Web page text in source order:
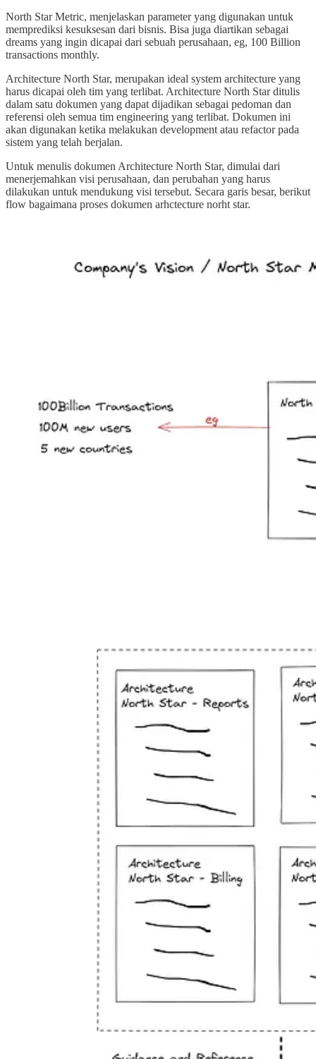
North Star Metric, menjelaskan parameter yang digunakan untuk
memprediksi kesuksesan dari bisnis. Bisa juga diartikan sebagai
dreams yang ingin dicapai dari sebuah perusahaan, eg, 100 Billion
transactions monthly.
Architecture North Star, merupakan ideal system architecture yang
harus dicapai oleh tim yang terlibat. Architecture North Star ditulis
dalam satu dokumen yang dapat dijadikan sebagai pedoman dan
referensi oleh semua tim engineering yang terlibat. Dokumen ini
akan digunakan ketika melakukan development atau refactor pada
sistem yang telah berjalan.
Untuk menulis dokumen Architecture North Star, dimulai dari
menerjemahkan visi perusahaan, dan perubahan yang harus
dilakukan untuk mendukung visi tersebut. Secara garis besar, berikut
flow bagaimana proses dokumen arhctecture norht star.